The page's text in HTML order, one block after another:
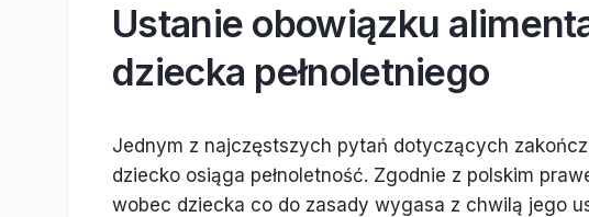
Ustanie obowiązku
dziecka pełnoletniego
Jednym z najczęstszych pytań dotyczących
dziecko osiąga pełnoletność. Zgodnie z polskim
wobec dziecka co do zasady wygasa z chwilą jego